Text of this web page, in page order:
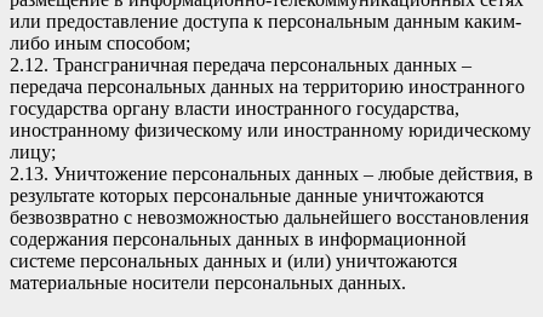
или предоставление доступа к персональным данным каким-
либо иным способом;
2.12. Трансграничная передача персональных данных –
передача персональных данных на территорию иностранного
государства органу власти иностранного государства,
иностранному физическому или иностранному юридическому
лицу;
2.13. Уничтожение персональных данных – любые действия, в
результате которых персональные данные уничтожаются
безвозвратно с невозможностью дальнейшего восстановления
содержания персональных данных в информационной
системе персональных данных и (или) уничтожаются
материальные носители персональных данных.